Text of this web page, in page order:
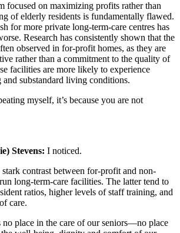
focused on maximizing profits rather than
of elderly residents is fundamentally flawed.
for more private long-term-care centres has
Research has consistently shown that the
observed in for-profit homes, as they are
rather than a commitment to the quality of
facilities are more likely to experience
substandard living conditions.
myself, it’s because you are not
Stevens: I noticed.
contrast between for-profit and non-
long-term-care facilities. The latter tend to
ratios, higher levels of staff training, and
care.
place in the care of our seniors—no place